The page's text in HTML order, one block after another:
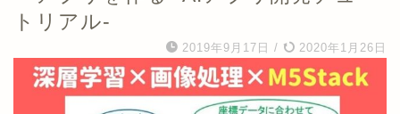
トリアル-
2019年9月17日 / 2020年1月26日